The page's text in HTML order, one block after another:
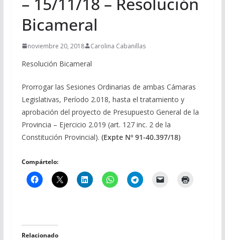
Bicameral
noviembre 20, 2018 Carolina Cabanillas
Resolución Bicameral
Prorrogar las Sesiones Ordinarias de ambas Cámaras
Legislativas, Período 2.018, hasta el tratamiento y
aprobación del proyecto de Presupuesto General de la
Provincia – Ejercicio 2.019 (art. 127 inc. 2 de la
Constitución Provincial). (Expte Nº 91-40.397/18)
Compártelo:
Relacionado